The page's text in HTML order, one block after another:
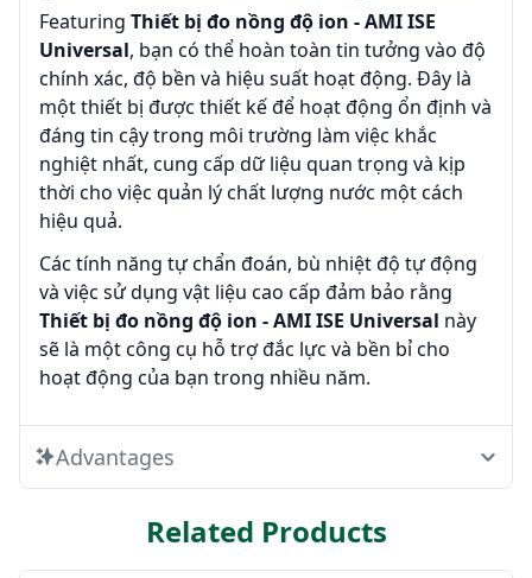
Featuring Thiết bị đo nồng độ ion - AMI ISE
Universal, bạn có thể hoàn toàn tin tưởng vào độ
chính xác, độ bền và hiệu suất hoạt động. Đây là
một thiết bị được thiết kế để hoạt động ổn định và
đáng tin cậy trong môi trường làm việc khắc
nghiệt nhất, cung cấp dữ liệu quan trọng và kịp
thời cho việc quản lý chất lượng nước một cách
hiệu quả.
Các tính năng tự chẩn đoán, bù nhiệt độ tự động
và việc sử dụng vật liệu cao cấp đảm bảo rằng
Thiết bị đo nồng độ ion - AMI ISE Universal này
sẽ là một công cụ hỗ trợ đắc lực và bền bỉ cho
hoạt động của bạn trong nhiều năm.
Advantages
Related Products